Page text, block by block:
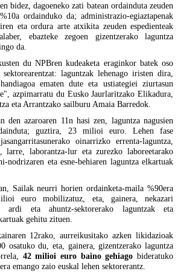
bidez, dagoeneko zati batean ordainduta zeuden
ordainduko da; administrazio-egiaztapenak
eta ordura arte atxikita zeuden espedienteak
ebazteke zegoen gizentzerako laguntza
da.
du NPBren kudeaketa eraginkor batek oso
laguntzak lehenago iristen dira,
ematen dute eta ustiategiei ziurtasun
azpimarratu du Eusko Jaurlaritzako Elikadura,
eta Arrantzako sailburu Amaia Barredok.
den azaroaren 11n hasi zen, laguntza nagusien
guztira, 23 milioi euro. Lehen fase
oinarrizko errenta-laguntza,
larre, laborantza-lur eta zurezko laboreetarako
nodrizaren eta esne-behiaren laguntza elkartuak
Sailak neurri horien ordainketa-maila %90era
euro mobilizatuz, eta, gainera, nekazari
ardi eta ahuntz-sektorerako laguntzak eta
gehitu zituen.
12rako, aurreikusitako azken likidazioak
osatuko du, eta, gainera, gizentzerako laguntza
42 milioi euro baino gehiago bideratuko
emango zaio euskal lehen sektorerantz.